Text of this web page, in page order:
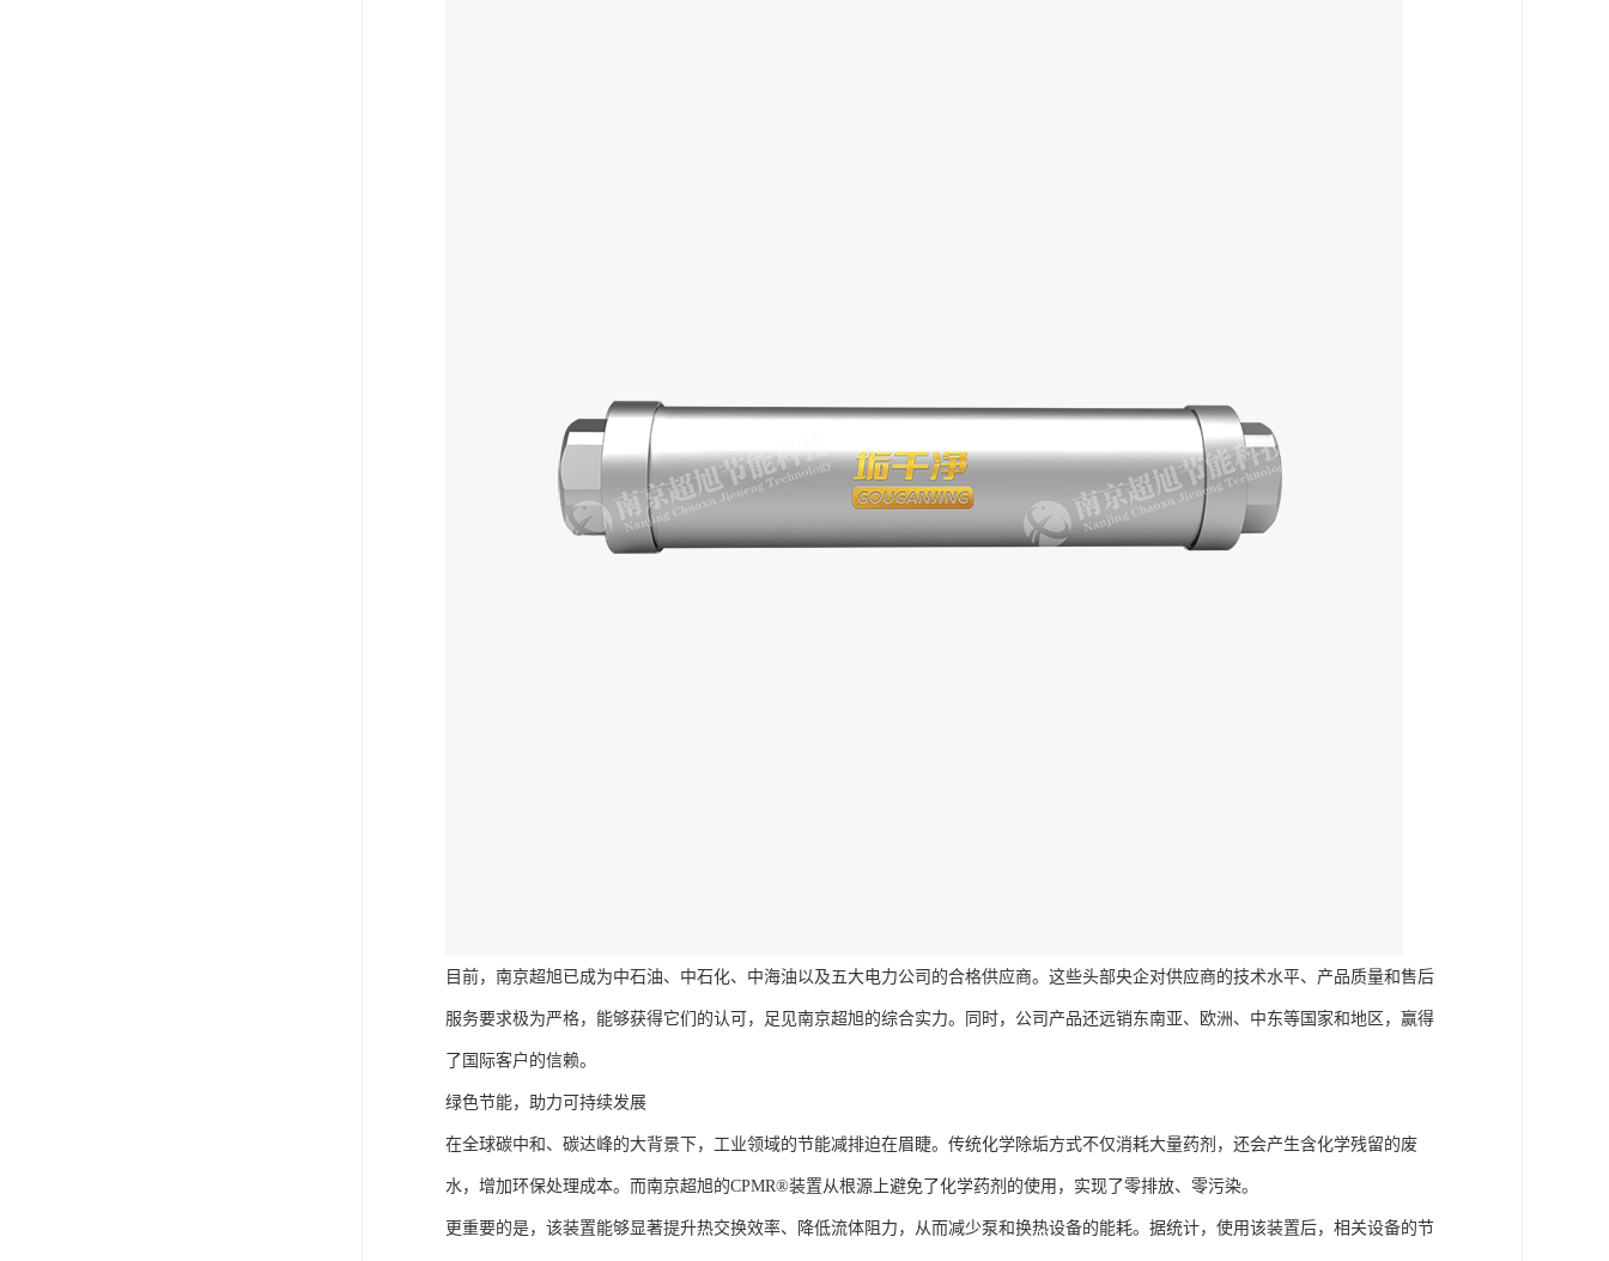
目前，南京超旭已成为中石油、中石化、中海油以及五大电力公司的合格供应商。这些头部央企对供应商的技术水平、产品质量和售后
服务要求极为严格，能够获得它们的认可，足见南京超旭的综合实力。同时，公司产品还远销东南亚、欧洲、中东等国家和地区，赢得
了国际客户的信赖。
绿色节能，助力可持续发展
在全球碳中和、碳达峰的大背景下，工业领域的节能减排迫在眉睫。传统化学除垢方式不仅消耗大量药剂，还会产生含化学残留的废
水，增加环保处理成本。而南京超旭的CPMR®装置从根源上避免了化学药剂的使用，实现了零排放、零污染。
更重要的是，该装置能够显著提升热交换效率、降低流体阻力，从而减少泵和换热设备的能耗。据统计，使用该装置后，相关设备的节